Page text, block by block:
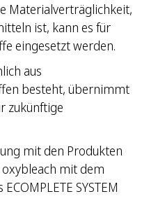
Materialverträglichkeit,
ist, kann es für
eingesetzt werden.
aus
besteht, übernimmt
zukünftige
mit den Produkten
oxybleach mit dem
SYSTEM